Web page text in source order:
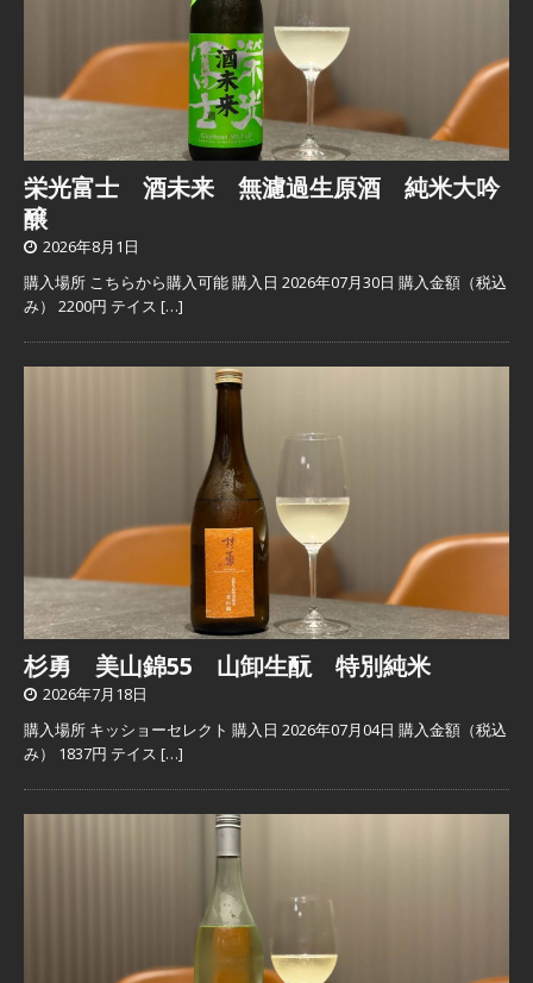
栄光富士 酒未来 無濾過生原酒 純米大吟
醸
2026年8月1日
購入場所 こちらから購入可能 購入日 2026年07月30日 購入金額（税込
み） 2200円 テイス […]
杉勇 美山錦55 山卸生酛 特別純米
2026年7月18日
購入場所 キッショーセレクト 購入日 2026年07月04日 購入金額（税込
み） 1837円 テイス […]